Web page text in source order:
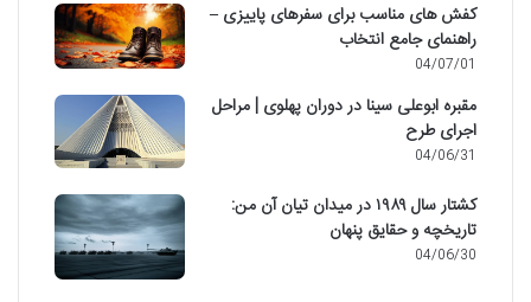
کفش های مناسب برای سفرهای پاییزی –
راهنمای جامع انتخاب
04/07/01
مقبره ابوعلی سینا در دوران پهلوی | مراحل
اجرای طرح
04/06/31
کشتار سال ۱۹۸۹ در میدان تیان آن من:
تاریخچه و حقایق پنهان
04/06/30